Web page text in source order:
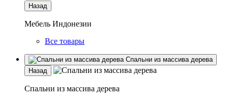
Назад
Мебель Индонезии
Все товары
Спальни из массива дерева
Назад
Спальни из массива дерева